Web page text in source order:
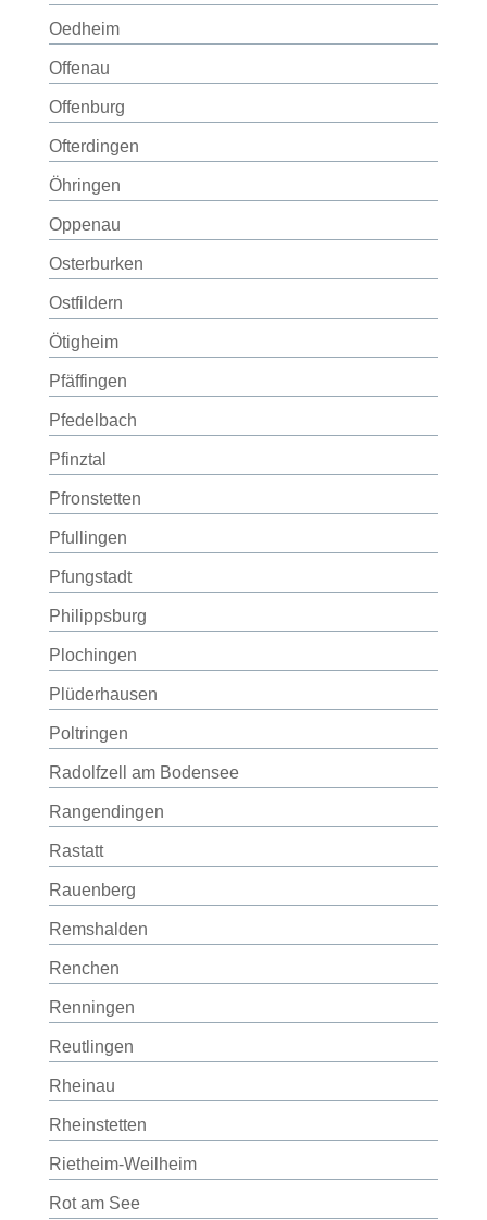
Oedheim
Offenau
Offenburg
Ofterdingen
Öhringen
Oppenau
Osterburken
Ostfildern
Ötigheim
Pfäffingen
Pfedelbach
Pfinztal
Pfronstetten
Pfullingen
Pfungstadt
Philippsburg
Plochingen
Plüderhausen
Poltringen
Radolfzell am Bodensee
Rangendingen
Rastatt
Rauenberg
Remshalden
Renchen
Renningen
Reutlingen
Rheinau
Rheinstetten
Rietheim-Weilheim
Rot am See